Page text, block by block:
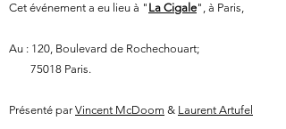
Cet événement a eu lieu à " La Cigale", à Paris,
Au : 120, Boulevard de Rochechouart;
75018 Paris.
Présenté parVincent McDoom & Laurent Artufel